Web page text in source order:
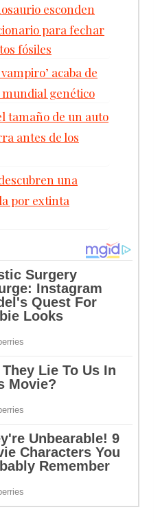
esconden
para fechar
fósiles
acaba de
genético
tamaño de un auto
antes de los
una
por extinta